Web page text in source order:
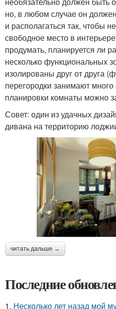
но, в любом случае он
и располагаться так, чтобы
свободное место в
продумать, планируется ли
несколько функциональных
изолированы друг от друга
перегородки занимают
планировки комнаты можно
Совет: один из удачных
дивана на территорию
читать дальше →
Последние
1. Несколько лет назад мой